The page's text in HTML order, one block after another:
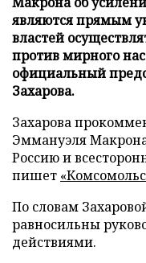
являются прямым
властей
против мирного
официальный
Захарова.
Захарова
Эммануэля
Россию и
пишет
По словам
равносильны
действиями.